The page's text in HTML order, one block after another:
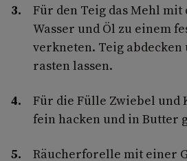
Für den Teig das Mehl mit
Wasser und Öl zu einem
verkneten. Teig abdecken
rasten lassen.
Für die Fülle Zwiebel und
fein hacken und in Butter
Räucherforelle mit einer